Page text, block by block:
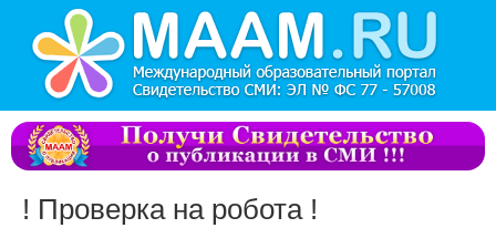
! Проверка на робота !